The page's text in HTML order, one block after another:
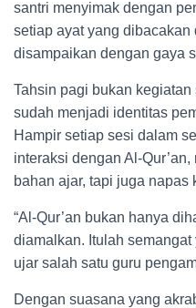
santri menyimak dengan
setiap ayat yang dibacakan
disampaikan dengan gaya
Tahsin pagi bukan
sudah menjadi identitas
Hampir setiap sesi dalam
interaksi dengan Al-
bahan ajar, tapi juga napas
“Al-Qur’an bukan hanya
diamalkan. Itulah
ujar salah satu guru
Dengan suasana yang